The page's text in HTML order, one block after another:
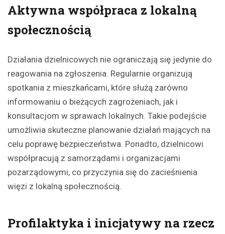
Aktywna współpraca z lokalną
społecznością
Działania dzielnicowych nie ograniczają się jedynie do
reagowania na zgłoszenia. Regularnie organizują
spotkania z mieszkańcami, które służą zarówno
informowaniu o bieżących zagrożeniach, jak i
konsultacjom w sprawach lokalnych. Takie podejście
umożliwia skuteczne planowanie działań mających na
celu poprawę bezpieczeństwa. Ponadto, dzielnicowi
współpracują z samorządami i organizacjami
pozarządowymi, co przyczynia się do zacieśnienia
więzi z lokalną społecznością.
Profilaktyka i inicjatywy na rzecz